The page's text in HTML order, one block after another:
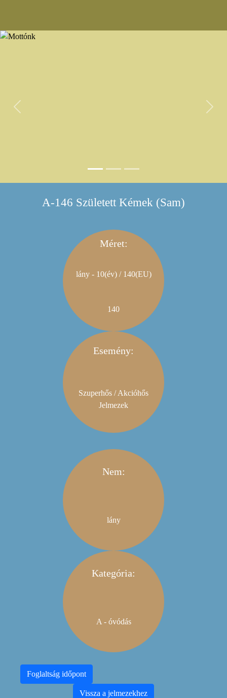
Previous Next
A-146 Született Kémek (Sam)
Méret:
lány - 10(év) / 140(EU)
140
Esemény:
Szuperhős / Akcióhős
Jelmezek
Nem:
lány
Kategória:
A - óvódás
Foglaltság időpont
Vissza a jelmezekhez